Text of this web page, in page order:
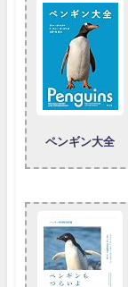
ペンギン大全